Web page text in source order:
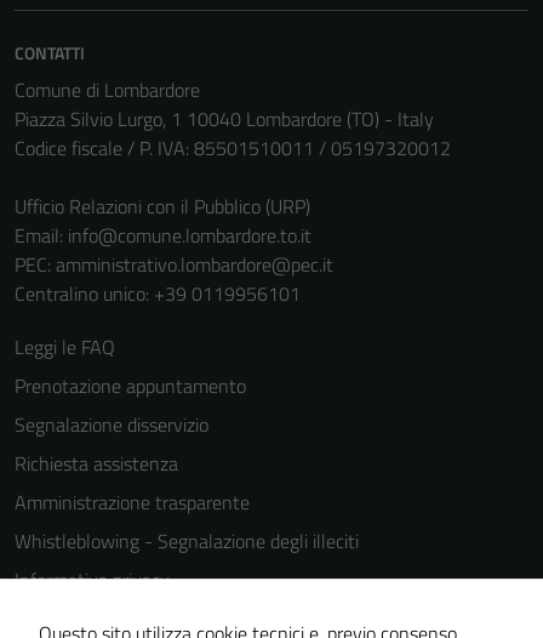
CONTATTI
Comune di Lombardore
Piazza Silvio Lurgo, 1 10040 Lombardore (TO) - Italy
Codice fiscale / P. IVA: 85501510011 / 05197320012
Ufficio Relazioni con il Pubblico (URP)
Email: info@comune.lombardore.to.it
PEC: amministrativo.lombardore@pec.it
Centralino unico: +39 0119956101
Leggi le FAQ
Prenotazione appuntamento
Segnalazione disservizio
Richiesta assistenza
Amministrazione trasparente
Whistleblowing - Segnalazione degli illeciti
Informativa privacy
Cookie Policy